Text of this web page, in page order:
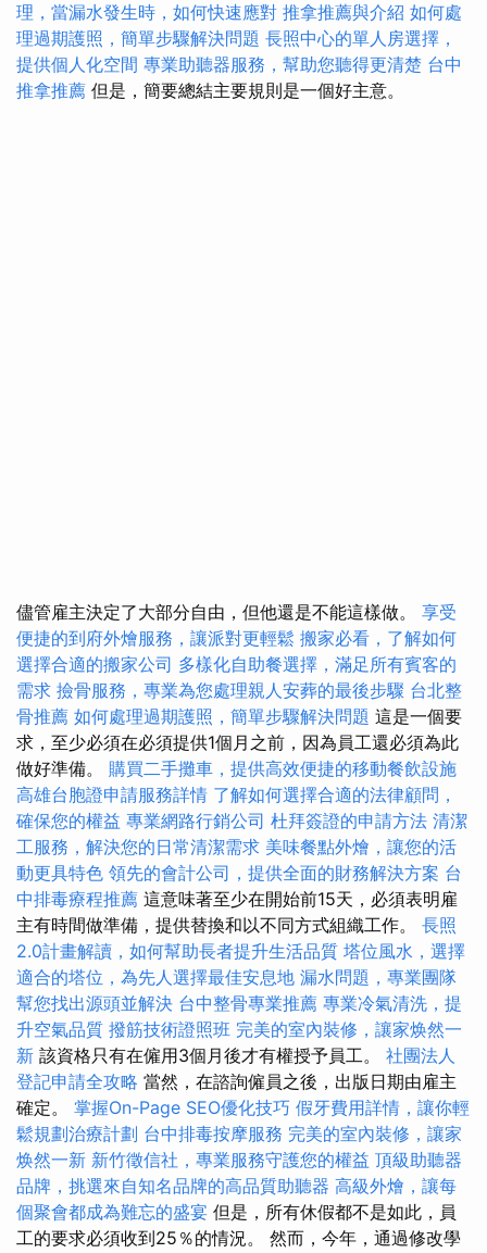
理，當漏水發生時，如何快速應對 推拿推薦與介紹 如何處
理過期護照，簡單步驟解決問題 長照中心的單人房選擇，
提供個人化空間 專業助聽器服務，幫助您聽得更清楚 台中
推拿推薦 但是，簡要總結主要規則是一個好主意。
儘管雇主決定了大部分自由，但他還是不能這樣做。 享受
便捷的到府外燴服務，讓派對更輕鬆 搬家必看，了解如何
選擇合適的搬家公司 多樣化自助餐選擇，滿足所有賓客的
需求 撿骨服務，專業為您處理親人安葬的最後步驟 台北整
骨推薦 如何處理過期護照，簡單步驟解決問題 這是一個要
求，至少必須在必須提供1個月之前，因為員工還必須為此
做好準備。 購買二手攤車，提供高效便捷的移動餐飲設施
高雄台胞證申請服務詳情 了解如何選擇合適的法律顧問，
確保您的權益 專業網路行銷公司 杜拜簽證的申請方法 清潔
工服務，解決您的日常清潔需求 美味餐點外燴，讓您的活
動更具特色 領先的會計公司，提供全面的財務解決方案 台
中排毒療程推薦 這意味著至少在開始前15天，必須表明雇
主有時間做準備，提供替換和以不同方式組織工作。 長照
2.0計畫解讀，如何幫助長者提升生活品質 塔位風水，選擇
適合的塔位，為先人選擇最佳安息地 漏水問題，專業團隊
幫您找出源頭並解決 台中整骨專業推薦 專業冷氣清洗，提
升空氣品質 撥筋技術證照班 完美的室內裝修，讓家焕然一
新 該資格只有在僱用3個月後才有權授予員工。 社團法人
登記申請全攻略 當然，在諮詢僱員之後，出版日期由雇主
確定。 掌握On-Page SEO優化技巧 假牙費用詳情，讓你輕
鬆規劃治療計劃 台中排毒按摩服務 完美的室內裝修，讓家
焕然一新 新竹徵信社，專業服務守護您的權益 頂級助聽器
品牌，挑選來自知名品牌的高品質助聽器 高級外燴，讓每
個聚會都成為難忘的盛宴 但是，所有休假都不是如此，員
工的要求必須收到25％的情況。 然而，今年，通過修改學